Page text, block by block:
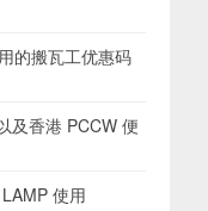
的搬瓦工优惠码
及香港 PCCW 便
使用